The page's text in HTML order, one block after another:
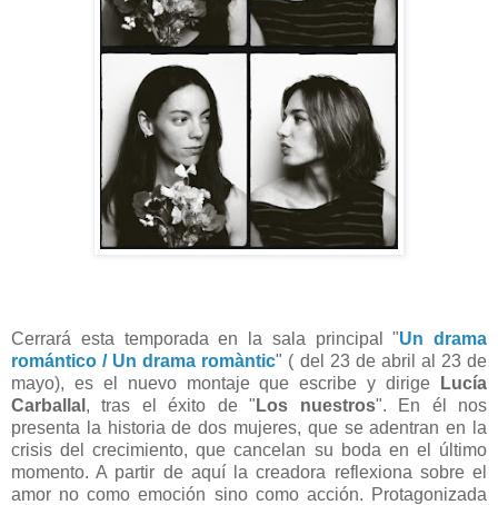
Cerrará esta temporada en la sala principal "Un drama
romántico / Un drama romàntic" ( del 23 de abril al 23 de
mayo), es el nuevo montaje que escribe y dirige
Lucía
Carballal , tras el éxito de " Los nuestros". En él nos
presenta la historia de dos mujeres, que se adentran en la
crisis del crecimiento, que cancelan su boda en el último
momento. A partir de aquí la creadora reflexiona sobre el
amor no como emoción sino como acción. Protagonizada